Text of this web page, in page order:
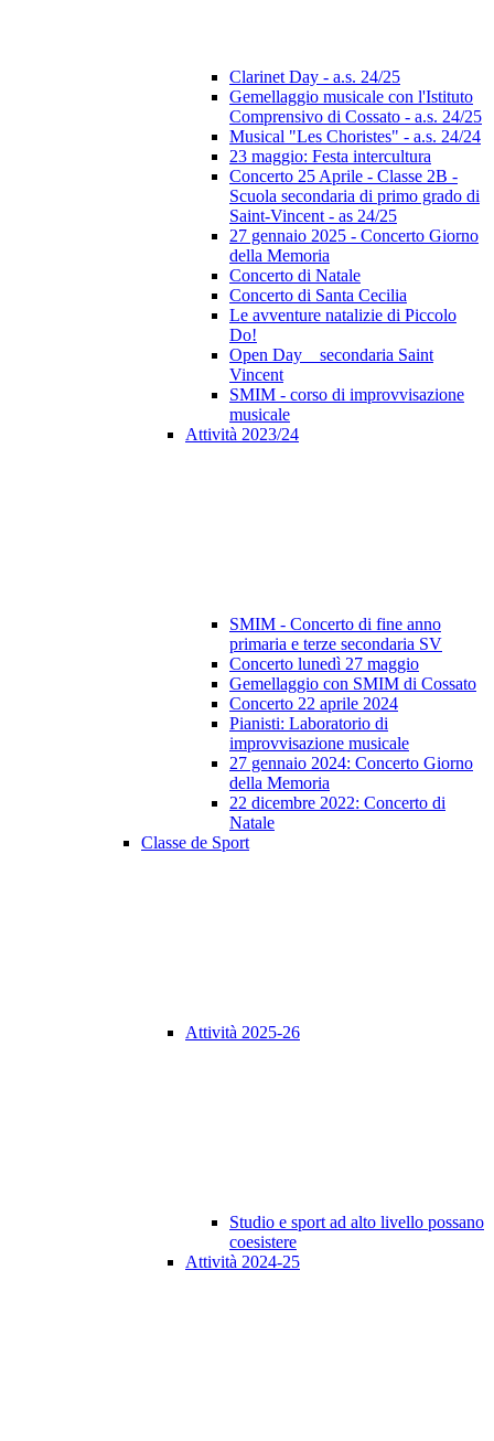
Clarinet Day - a.s. 24/25
Gemellaggio musicale con l'Istituto
Comprensivo di Cossato - a.s. 24/25
Musical "Les Choristes" - a.s. 24/24
23 maggio: Festa intercultura
Concerto 25 Aprile - Classe 2B -
Scuola secondaria di primo grado di
Saint-Vincent - as 24/25
27 gennaio 2025 - Concerto Giorno
della Memoria
Concerto di Natale
Concerto di Santa Cecilia
Le avventure natalizie di Piccolo
Do!
Open Day _ secondaria Saint
Vincent
SMIM - corso di improvvisazione
musicale
Attività 2023/24
SMIM - Concerto di fine anno
primaria e terze secondaria SV
Concerto lunedì 27 maggio
Gemellaggio con SMIM di Cossato
Concerto 22 aprile 2024
Pianisti: Laboratorio di
improvvisazione musicale
27 gennaio 2024: Concerto Giorno
della Memoria
22 dicembre 2022: Concerto di
Natale
Classe de Sport
Attività 2025-26
Studio e sport ad alto livello possano
coesistere
Attività 2024-25